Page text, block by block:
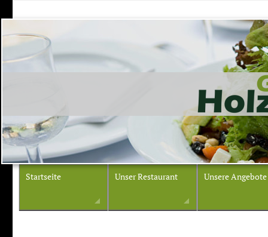
Startseite Unser Restaurant Unsere Angebote